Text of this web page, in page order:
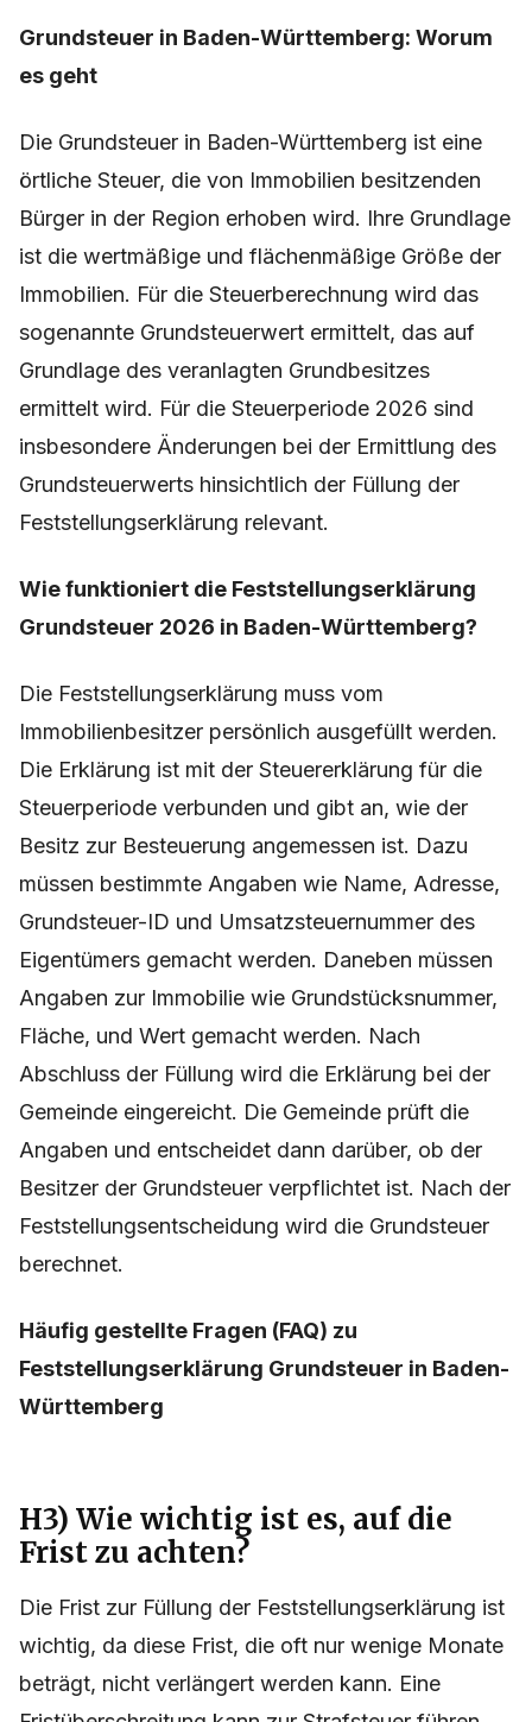
Grundsteuer in Baden-Württemberg: Worum
es geht
Die Grundsteuer in Baden-Württemberg ist eine
örtliche Steuer, die von Immobilien besitzenden
Bürger in der Region erhoben wird. Ihre Grundlage
ist die wertmäßige und flächenmäßige Größe der
Immobilien. Für die Steuerberechnung wird das
sogenannte Grundsteuerwert ermittelt, das auf
Grundlage des veranlagten Grundbesitzes
ermittelt wird. Für die Steuerperiode 2026 sind
insbesondere Änderungen bei der Ermittlung des
Grundsteuerwerts hinsichtlich der Füllung der
Feststellungserklärung relevant.
Wie funktioniert die Feststellungserklärung
Grundsteuer 2026 in Baden-Württemberg?
Die Feststellungserklärung muss vom
Immobilienbesitzer persönlich ausgefüllt werden.
Die Erklärung ist mit der Steuererklärung für die
Steuerperiode verbunden und gibt an, wie der
Besitz zur Besteuerung angemessen ist. Dazu
müssen bestimmte Angaben wie Name, Adresse,
Grundsteuer-ID und Umsatzsteuernummer des
Eigentümers gemacht werden. Daneben müssen
Angaben zur Immobilie wie Grundstücksnummer,
Fläche, und Wert gemacht werden. Nach
Abschluss der Füllung wird die Erklärung bei der
Gemeinde eingereicht. Die Gemeinde prüft die
Angaben und entscheidet dann darüber, ob der
Besitzer der Grundsteuer verpflichtet ist. Nach der
Feststellungsentscheidung wird die Grundsteuer
berechnet.
Häufig gestellte Fragen (FAQ) zu
Feststellungserklärung Grundsteuer in Baden-
Württemberg
H3) Wie wichtig ist es, auf die
Frist zu achten?
Die Frist zur Füllung der Feststellungserklärung ist
wichtig, da diese Frist, die oft nur wenige Monate
beträgt, nicht verlängert werden kann. Eine